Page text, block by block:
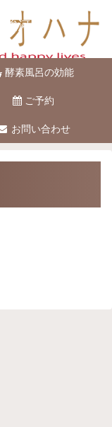
河台
酵素風呂の効能
ご予約
お問い合わせ